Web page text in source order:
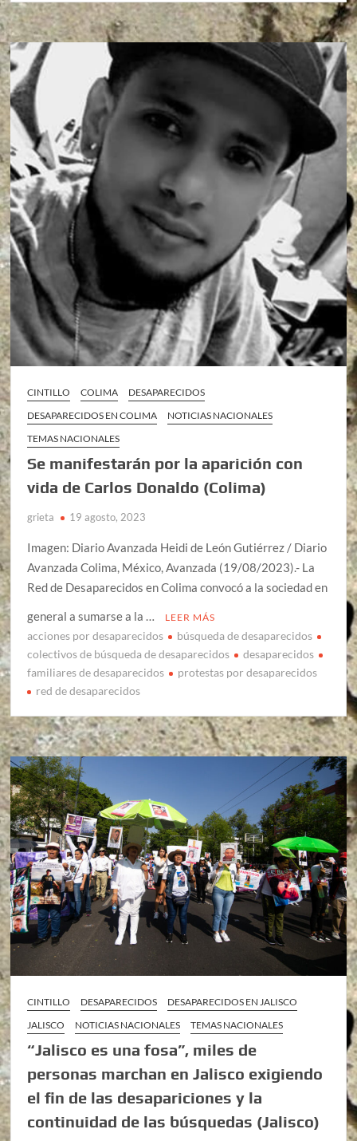
CINTILLO COLIMA
DESAPARECIDOS
DESAPARECIDOS EN COLIMA
NOTICIAS NACIONALES
TEMAS NACIONALES
Se manifestarán por la aparición con
vida de Carlos Donaldo (Colima)
grieta 19 agosto, 2023
Imagen: Diario Avanzada Heidi de León Gutiérrez / Diario
Avanzada Colima, México, Avanzada (19/08/2023).- La
Red de Desaparecidos en Colima convocó a la sociedad en
general a sumarse a la …
LEER MÁS
acciones por desaparecidos
búsqueda de desaparecidos
colectivos de búsqueda de desaparecidos
desaparecidos
familiares de desaparecidos
protestas por desaparecidos
red de desaparecidos
CINTILLO DESAPARECIDOS
DESAPARECIDOS EN JALISCO
JALISCO
NOTICIAS NACIONALES TEMAS NACIONALES
“Jalisco es una fosa”, miles de
personas marchan en Jalisco exigiendo
el fin de las desapariciones y la
continuidad de las búsquedas (Jalisco)